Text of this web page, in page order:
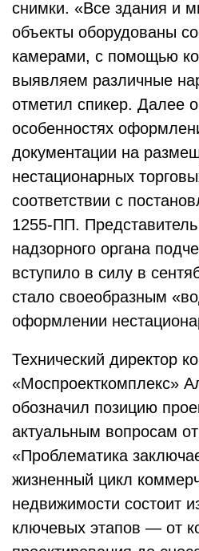
снимки. «Все здания и
объекты оборудованы
камерами, с помощью
выявляем различные
отметил спикер. Далее
особенностях
документации на
нестационарных
соответствии с
1255-ПП.
надзорного органа
вступило в силу в
стало своеобразным
оформлении
Технический директор
«Моспроекткомплекс»
обозначил позицию
актуальным вопросам
«Проблематика
жизненный цикл
недвижимости состоит
ключевых этапов — от